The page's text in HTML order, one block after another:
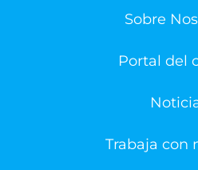
Sobre
Portal del
Trabaja con